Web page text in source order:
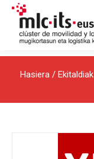
Hasiera / Ekitaldiak